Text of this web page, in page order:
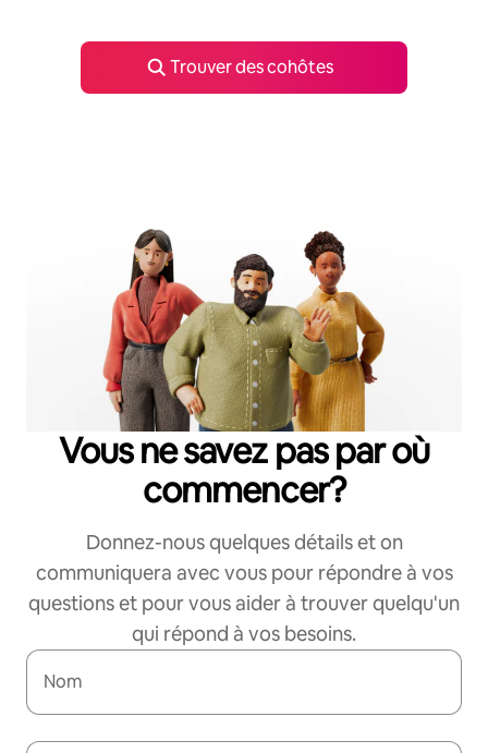
Trouver des cohôtes
Vous ne savez pas par où
commencer?
Donnez-nous quelques détails et on
communiquera avec vous pour répondre à vos
questions et pour vous aider à trouver quelqu'un
qui répond à vos besoins.
Nom